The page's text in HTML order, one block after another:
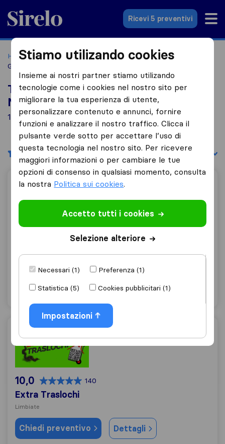
Sirelo.it
Ricevi 5 preventivi
Home
Le 10 migliori aziende di traslochi in Italia
Garbagnate Milanese
Top 10 traslocatori a Garbagnate
Milanese
11 aziende di traslochi trovate a Garbagnate Milanese
Filtri Filtra per:
Fabyan Traslochi
10
Garbagnate Milanese
Extra Traslochi
10,0 140
Extra Traslochi
Limbiate
Chiedi preventivo Dettagli
Stiamo utilizando cookies
Insieme ai nostri partner stiamo utilizando
tecnologie come i cookies nel nostro sito per
migliorare la tua esperienza di utente,
personalizzare contenuto e annunci, fornire
funzioni e analizzare il nostro traffico. Clicca il
pulsante verde sotto per accettare l’uso di
questa tecnologia nel nostro sito. Per ricevere
maggiori informazioni o per cambiare le tue
opzioni di consenso in qualsiasi momento, consulta
la nostra Politica sui cookies.
Accetto tutti i cookies
Selezione alteriore
Necessari (1)
Preferenza (1)
Statistica (5)
Cookies pubblicitari (1)
Impostazioni